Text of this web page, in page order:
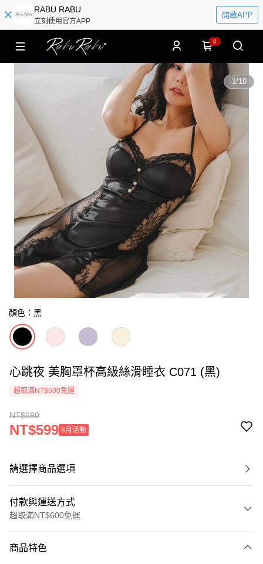
RABU RABU
立刻使用官方APP
開啟APP
0
1/10
顏色：黑
心跳夜 美胸罩杯高級絲滑睡衣 C071 (黑)
超取滿NT$600免運
NT$690
NT$599 8月活動
請選擇商品選項
付款與運送方式
超取滿NT$600免運
信用卡一次付款
商品特色